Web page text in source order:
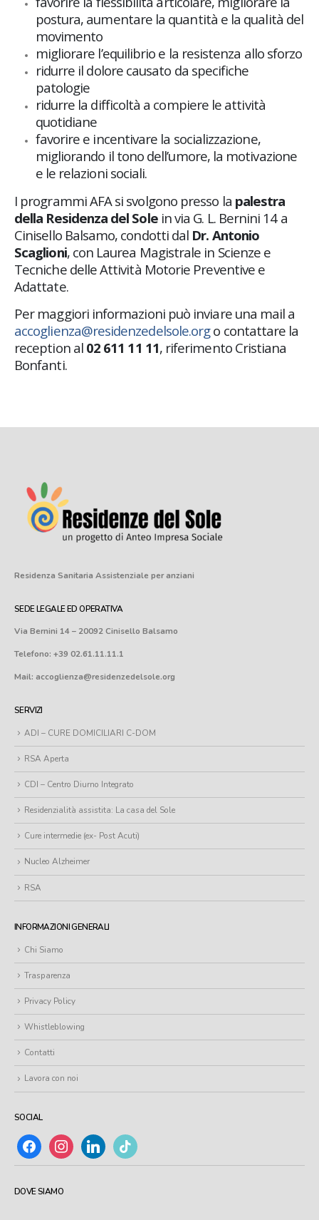
postura, aumentare la quantità e la qualità del
movimento
migliorare l’equilibrio e la resistenza allo sforzo
ridurre il dolore causato da specifiche
patologie
ridurre la difficoltà a compiere le attività
quotidiane
favorire e incentivare la socializzazione,
migliorando il tono dell’umore, la motivazione
e le relazioni sociali.
I programmi AFA si svolgono presso la palestra
della Residenza del Solein via G. L. Bernini 14 a
Cinisello Balsamo, condotti dal Dr. Antonio
Scaglioni, con Laurea Magistrale in Scienze e
Tecniche delle Attività Motorie Preventive e
Adattate.
Per maggiori informazioni può inviare una mail a
accoglienza@residenzedelsole.orgo contattare la
reception al 02 611 11 11, riferimento Cristiana
Bonfanti.
Residenza Sanitaria Assistenziale per anziani
SEDE LEGALE ED OPERATIVA
Via Bernini 14 – 20092 Cinisello Balsamo
Telefono: +39 02.61.11.11.1
Mail: accoglienza@residenzedelsole.org
SERVIZI
ADI – CURE DOMICILIARI C-DOM
RSA Aperta
CDI – Centro Diurno Integrato
Residenzialità assistita: La casa del Sole
Cure intermedie (ex- Post Acuti)
Nucleo Alzheimer
RSA
INFORMAZIONI GENERALI
Chi Siamo
Trasparenza
Privacy Policy
Whistleblowing
Contatti
Lavora con noi
SOCIAL
facebook instagramlinkedin tiktok
DOVE SIAMO